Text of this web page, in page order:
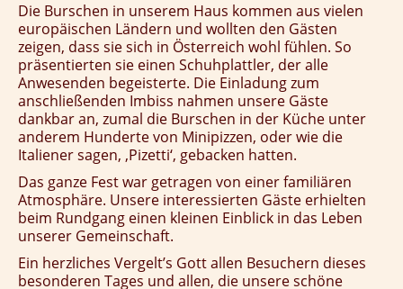
Die Burschen in unserem Haus kommen aus vielen
europäischen Ländern und wollten den Gästen
zeigen, dass sie sich in Österreich wohl fühlen. So
präsentierten sie einen Schuhplattler, der alle
Anwesenden begeisterte. Die Einladung zum
anschließenden Imbiss nahmen unsere Gäste
dankbar an, zumal die Burschen in der Küche unter
anderem Hunderte von Minipizzen, oder wie die
Italiener sagen, ‚Pizetti‘, gebacken hatten.
Das ganze Fest war getragen von einer familiären
Atmosphäre. Unsere interessierten Gäste erhielten
beim Rundgang einen kleinen Einblick in das Leben
unserer Gemeinschaft.
Ein herzliches Vergelt’s Gott allen Besuchern dieses
besonderen Tages und allen, die unsere schöne